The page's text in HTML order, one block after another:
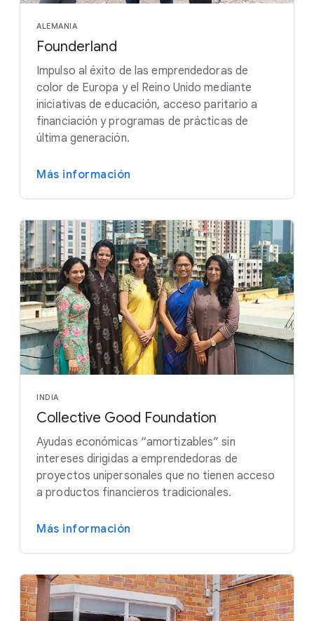
ALEMANIA
Founderland
Impulso al éxito de las emprendedoras de
color de Europa y el Reino Unido mediante
iniciativas de educación, acceso paritario a
financiación y programas de prácticas de
última generación.
Más información
INDIA
Collective Good Foundation
Ayudas económicas “amortizables” sin
intereses dirigidas a emprendedoras de
proyectos unipersonales que no tienen acceso
a productos financieros tradicionales.
Más información